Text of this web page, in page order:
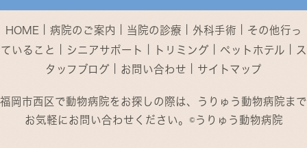
HOME 病院のご案内 当院の診療 外科手術
その他行っ
ていること
シニアサポート トリミング｜ ペットホテル
ス
タッフブログ
お問い合わせ サイトマップ
福岡市西区で動物病院をお探しの際は、うりゅう動物病院まで
お気軽にお問い合わせください。©うりゅう動物病院